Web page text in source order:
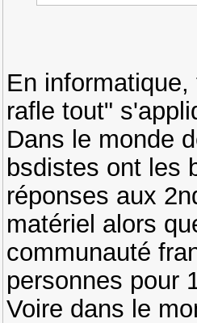
En
rafle tout"
Dans le monde
bsdistes ont les
réponses aux
matériel alors
communauté
personnes pour
Voire dans le